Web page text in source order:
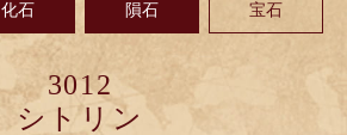
化石 隕石 宝石
3012
シトリン